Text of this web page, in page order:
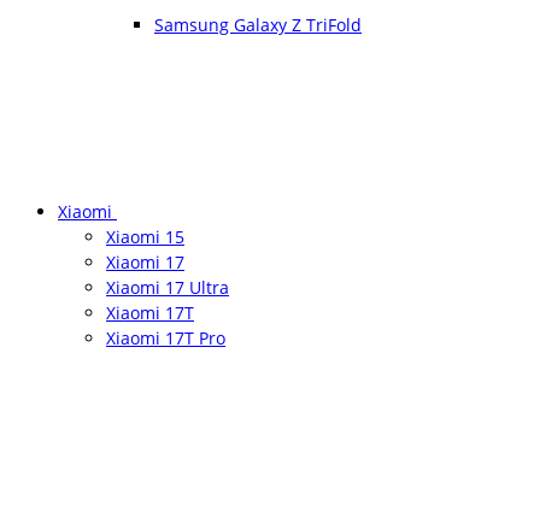
Samsung Galaxy Z TriFold
Xiaomi
Xiaomi 15
Xiaomi 17
Xiaomi 17 Ultra
Xiaomi 17T
Xiaomi 17T Pro